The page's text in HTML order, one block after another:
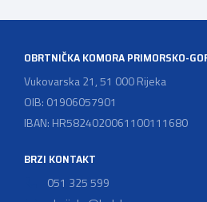
OBRTNIČKA KOMORA PRIMORSKO-
Vukovarska 21, 51 000 Rijeka
OIB: 01906057901
IBAN: HR5824020061100111680
BRZI KONTAKT
051 325 599